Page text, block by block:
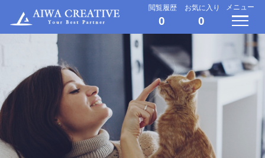
閲覧履歴
0
お気に入り
0
メニュー